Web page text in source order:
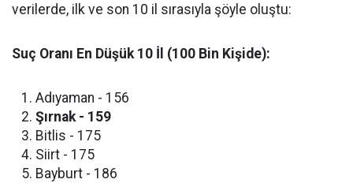
verilerde, ilk ve son 10 il sırasıyla şöyle oluştu:
Suç Oranı En Düşük 10 İl (100 Bin Kişide):
​Adıyaman - 156
Şırnak - 159
​Bitlis - 175
​Siirt - 175
​Bayburt - 186